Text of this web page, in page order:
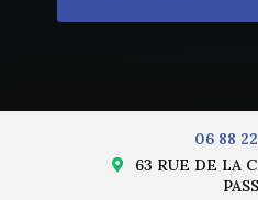
06 88
63 RUE DE LA